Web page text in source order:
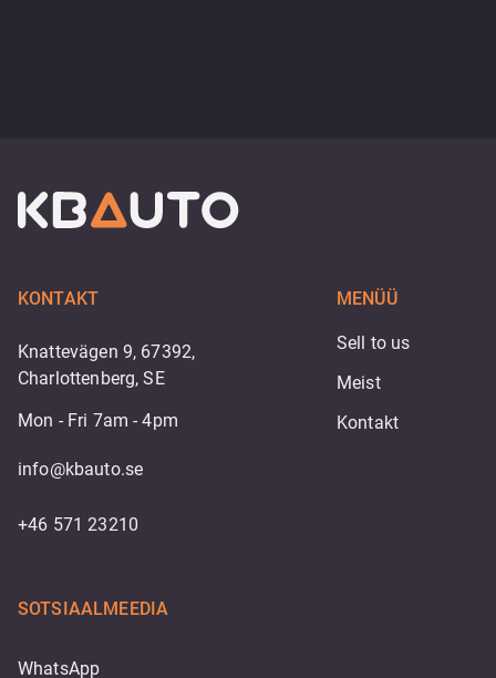
KONTAKT
Knattevägen 9, 67392,
Charlottenberg, SE
Mon - Fri 7am - 4pm
info@kbauto.se
+46 571 23210
MENÜÜ
Sell to us
Meist
Kontakt
SOTSIAALMEEDIA
WhatsApp